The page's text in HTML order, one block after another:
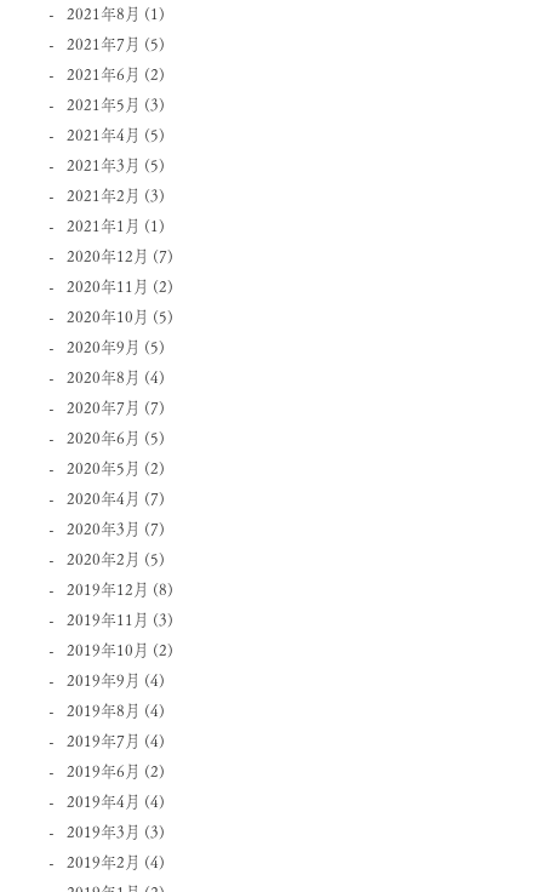
2021年8月 (1)
2021年7月 (5)
2021年6月 (2)
2021年5月 (3)
2021年4月 (5)
2021年3月 (5)
2021年2月 (3)
2021年1月 (1)
2020年12月 (7)
2020年11月 (2)
2020年10月 (5)
2020年9月 (5)
2020年8月 (4)
2020年7月 (7)
2020年6月 (5)
2020年5月 (2)
2020年4月 (7)
2020年3月 (7)
2020年2月 (5)
2019年12月 (8)
2019年11月 (3)
2019年10月 (2)
2019年9月 (4)
2019年8月 (4)
2019年7月 (4)
2019年6月 (2)
2019年4月 (4)
2019年3月 (3)
2019年2月 (4)